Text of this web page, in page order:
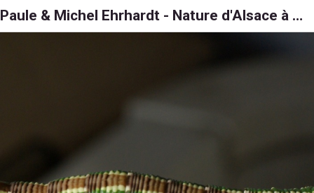
Paule & Michel Ehrhardt - Nature d'Alsace à 6, 8 et 1000 pattes